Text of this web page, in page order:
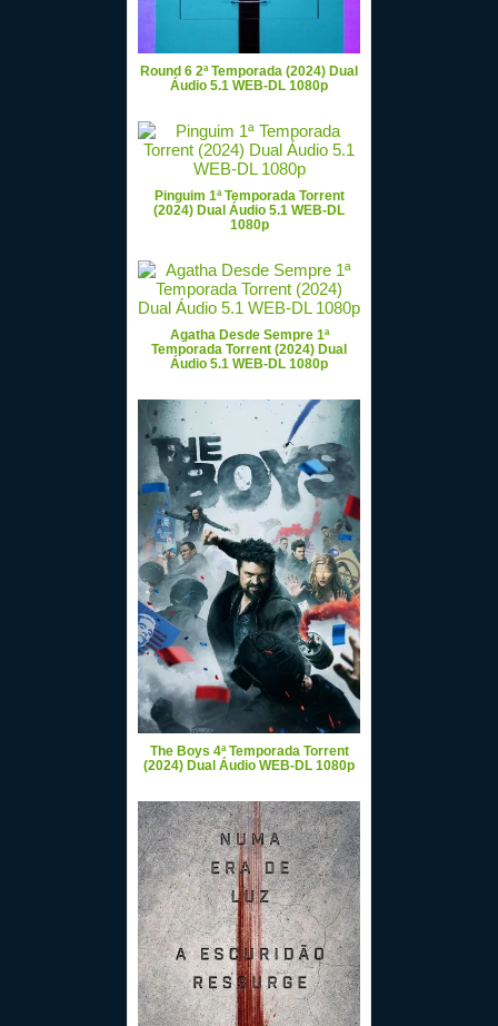
Round 6 2ª Temporada (2024) Dual
Áudio 5.1 WEB-DL 1080p
Pinguim 1ª Temporada Torrent
(2024) Dual Áudio 5.1 WEB-DL
1080p
Agatha Desde Sempre 1ª
Temporada Torrent (2024) Dual
Áudio 5.1 WEB-DL 1080p
The Boys 4ª Temporada Torrent
(2024) Dual Áudio WEB-DL 1080p